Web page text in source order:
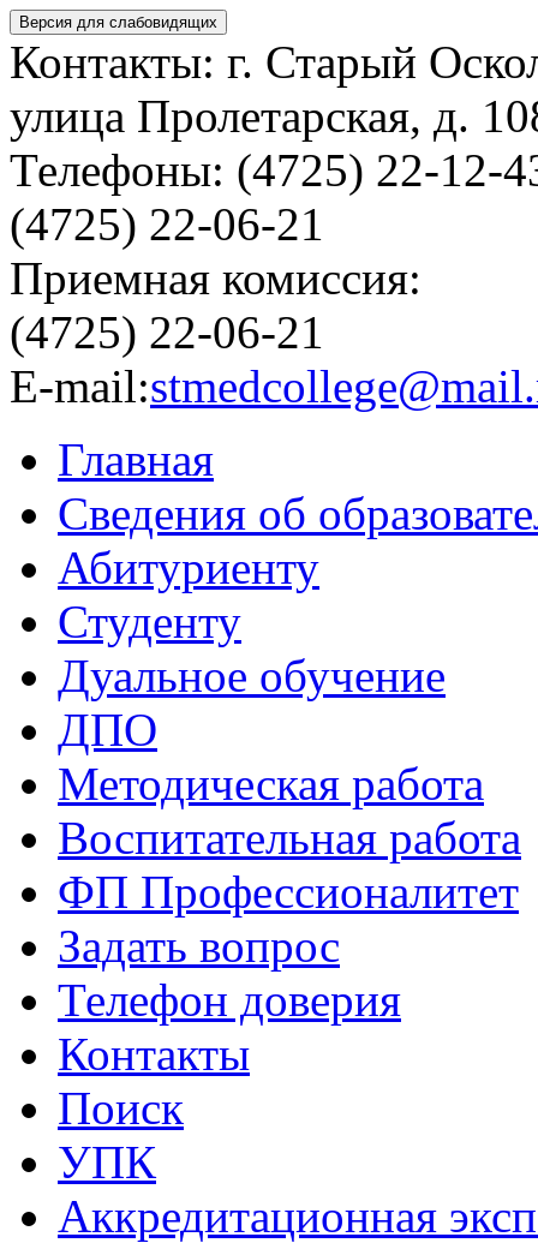
Версия для слабовидящих
Контакты: г. Старый
улица Пролетарская, д.
Телефоны: (4725) 22-12-
(4725) 22-06-21
Приемная комиссия:
(4725) 22-06-21
E-mail:
Главная
Сведения об
Абитуриенту
Студенту
Дуальное обучение
ДПО
Методическая работа
Воспитательная работа
ФП Профессионалитет
Задать вопрос
Телефон доверия
Контакты
Поиск
УПК
Аккредитационная